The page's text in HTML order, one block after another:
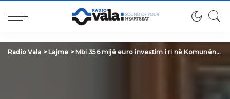
Radio Vala > Lajme > Mbi 356 mijë euro investim i ri në Komunën e Suharekës